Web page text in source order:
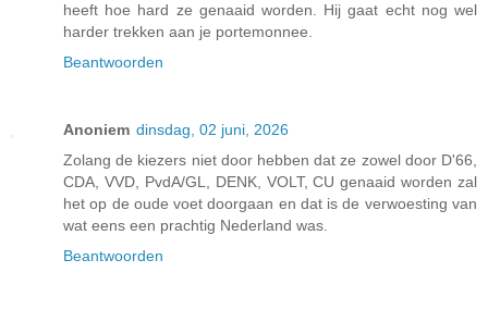
heeft hoe hard ze genaaid worden. Hij gaat echt nog wel
harder trekken aan je portemonnee.
Beantwoorden
Anoniem dinsdag, 02 juni, 2026
Zolang de kiezers niet door hebben dat ze zowel door D'66,
CDA, VVD, PvdA/GL, DENK, VOLT, CU genaaid worden zal
het op de oude voet doorgaan en dat is de verwoesting van
wat eens een prachtig Nederland was.
Beantwoorden